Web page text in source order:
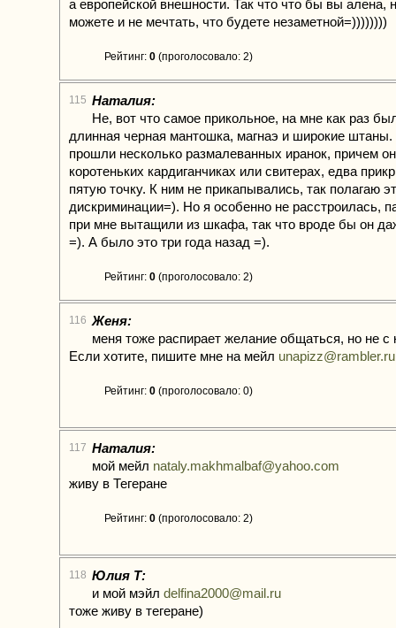
а европейской внешности. Так что что бы вы алена,
можете и не мечтать, что будете незаметной=))))))))
Рейтинг: 0 (проголосовало: 2)
115 Наталия:
Не, вот что самое прикольное, на мне как раз
длинная черная мантошка, магнаэ и широкие
прошли несколько размалеванных иранок, причем
коротеньких кардиганчиках или свитерах, едва
пятую точку. К ним не прикапывались, так полагаю
дискриминации=). Но я особенно не расстроилась,
при мне вытащили из шкафа, так что вроде бы он
=). А было это три года назад =).
Рейтинг: 0 (проголосовало: 2)
116 Женя:
меня тоже распирает желание общаться, но не
Если хотите, пишите мне на мейл unapizz@rambler.ru
Рейтинг: 0 (проголосовало: 0)
117 Наталия:
мой мейл nataly.makhmalbaf@yahoo.com
живу в Тегеране
Рейтинг: 0 (проголосовало: 2)
118 Юлия Т:
и мой мэйл delfina2000@mail.ru
тоже живу в тегеране)